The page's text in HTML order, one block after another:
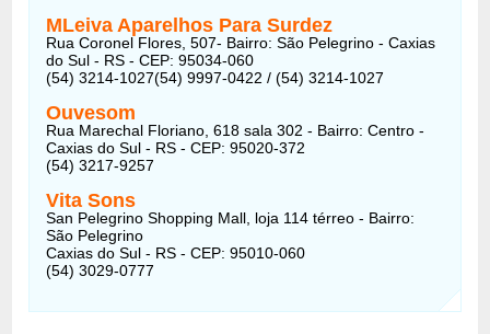
MLeiva Aparelhos Para Surdez
Rua Coronel Flores, 507- Bairro: São Pelegrino - Caxias
do Sul - RS - CEP: 95034-060
(54) 3214-1027(54) 9997-0422 / (54) 3214-1027
Ouvesom
Rua Marechal Floriano, 618 sala 302 - Bairro: Centro -
Caxias do Sul - RS - CEP: 95020-372
(54) 3217-9257
Vita Sons
San Pelegrino Shopping Mall, loja 114 térreo - Bairro:
São Pelegrino
Caxias do Sul - RS - CEP: 95010-060
(54) 3029-0777